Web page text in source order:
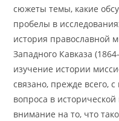
сюжеты темы, какие
пробелы в
история православной
Западного Кавказа
изучение истории
связано, прежде всего,
вопроса в
внимание на то, что